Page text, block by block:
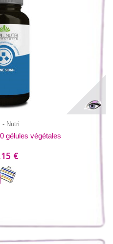
- Nutri
gélules végétales
€